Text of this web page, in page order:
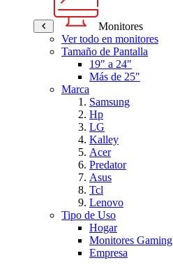
Monitores
Ver todo en monitores
Tamaño de Pantalla
19" a 24"
Más de 25"
Marca
Samsung
Hp
LG
Kalley
Acer
Predator
Asus
Tcl
Lenovo
Tipo de Uso
Hogar
Monitores Gaming
Empresa